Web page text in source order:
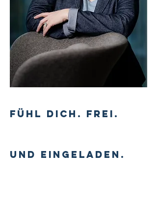
Fühl Dich. Frei.
Und eingeladen.